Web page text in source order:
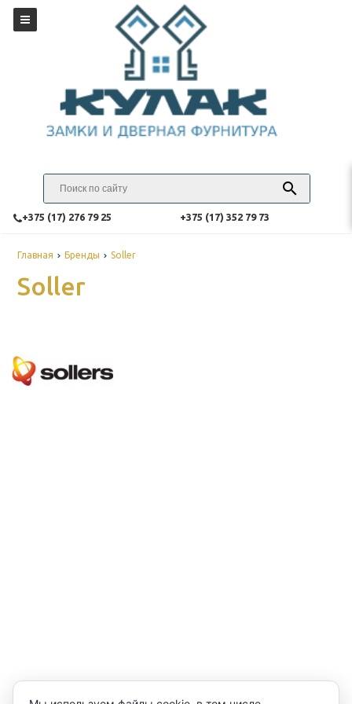
‎+375 (17) 276 79 25 ‎+375 (17) 352 79 73
Главная Бренды Soller
Soller